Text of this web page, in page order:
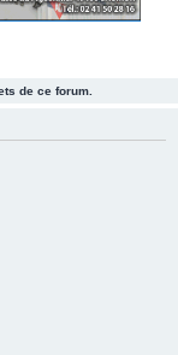
e
de ce forum.